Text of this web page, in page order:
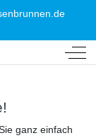
Off-
ganz einfach